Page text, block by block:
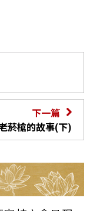
下一篇
菸槍的故事(下)